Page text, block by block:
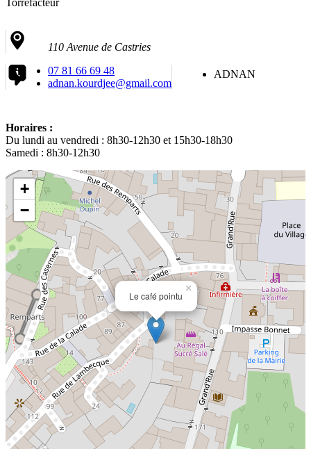
110 Avenue de Castries
07 81 66 69 48
adnan.kourdjee@gmail.com
ADNAN
Horaires :
Du lundi au vendredi : 8h30-12h30 et 15h30-18h30
Samedi : 8h30-12h30
Le café pointu
×
+
−